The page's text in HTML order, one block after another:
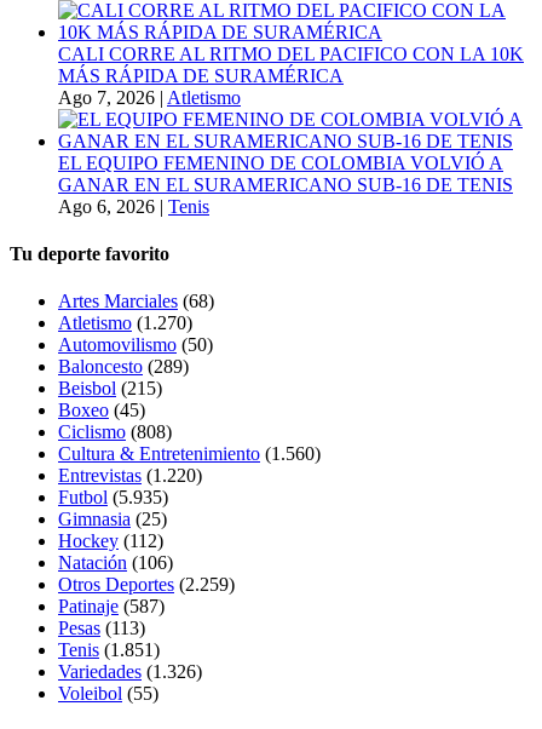
CALI CORRE AL RITMO DEL PACIFICO CON LA 10K
MÁS RÁPIDA DE SURAMÉRICA
Ago 7, 2026 | Atletismo
EL EQUIPO FEMENINO DE COLOMBIA VOLVIÓ A
GANAR EN EL SURAMERICANO SUB-16 DE TENIS
Ago 6, 2026 | Tenis
Tu deporte favorito
Artes Marciales (68)
Atletismo (1.270)
Automovilismo (50)
Baloncesto (289)
Beisbol (215)
Boxeo (45)
Ciclismo (808)
Cultura & Entretenimiento (1.560)
Entrevistas (1.220)
Futbol (5.935)
Gimnasia (25)
Hockey (112)
Natación (106)
Otros Deportes (2.259)
Patinaje (587)
Pesas (113)
Tenis (1.851)
Variedades (1.326)
Voleibol (55)